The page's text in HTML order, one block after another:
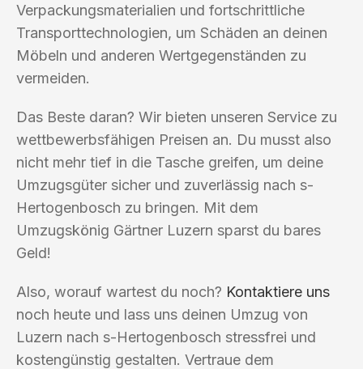
Verpackungsmaterialien und fortschrittliche
Transporttechnologien, um Schäden an deinen
Möbeln und anderen Wertgegenständen zu
vermeiden.
Das Beste daran? Wir bieten unseren Service zu
wettbewerbsfähigen Preisen an. Du musst also
nicht mehr tief in die Tasche greifen, um deine
Umzugsgüter sicher und zuverlässig nach s-
Hertogenbosch zu bringen. Mit dem
Umzugskönig Gärtner Luzern sparst du bares
Geld!
Also, worauf wartest du noch? Kontaktiere uns
noch heute und lass uns deinen Umzug von
Luzern nach s-Hertogenbosch stressfrei und
kostengünstig gestalten. Vertraue dem